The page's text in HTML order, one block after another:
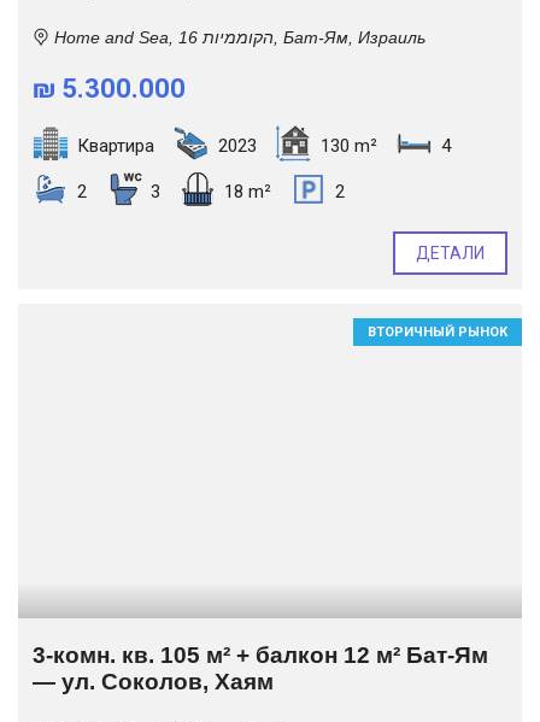
Home and Sea, הקוממיות 16, Бат-Ям, Израиль
₪ 5.300.000
Квартира 2023 130 m² 4
2 3 18 m² 2
ДЕТАЛИ
ВТОРИЧНЫЙ РЫНОК
3-комн. кв. 105 м² + балкон 12 м² Бат-Ям
— ул. Соколов, Хаям